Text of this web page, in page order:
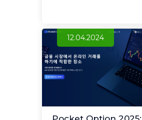
12.04.2024